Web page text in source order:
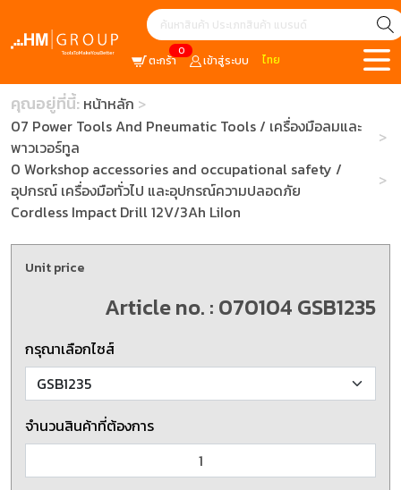
0
ตะกร้า เข้าสู่ระบบ ไทย
คุณอยู่ที่นี้: หน้าหลัก
07 Power Tools And Pneumatic Tools / เครื่องมือลมและ
พาวเวอร์ทูล
0 Workshop accessories and occupational safety /
อุปกรณ์ เครื่องมือทั่วไป และอุปกรณ์ความปลอดภัย
Cordless Impact Drill 12V/3Ah LiIon
Unit price
Article no. : 070104 GSB1235
กรุณาเลือกไซส์
จำนวนสินค้าที่ต้องการ